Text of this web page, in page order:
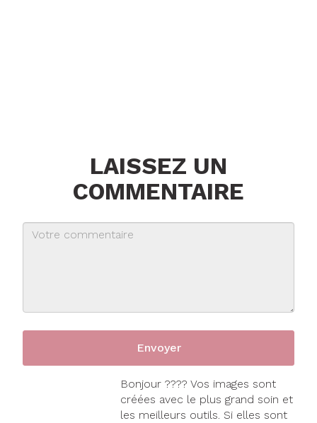
LAISSEZ UN
COMMENTAIRE
Bonjour ???? Vos images sont
créées avec le plus grand soin et
les meilleurs outils. Si elles sont